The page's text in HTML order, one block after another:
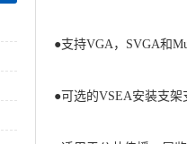
●支持VGA，SVGA和
●可选的VSEA安装支架